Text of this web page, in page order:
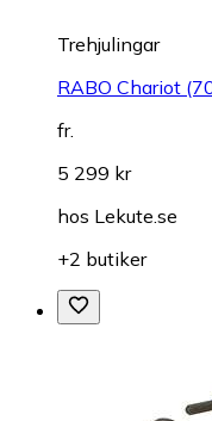
Trehjulingar
RABO Chariot
fr.
5 299 kr
hos Lekute.se
+2 butiker